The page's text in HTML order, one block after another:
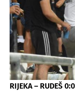
RIJEKA – RUDEŠ